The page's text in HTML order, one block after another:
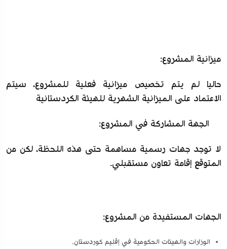
ميزانية المشروع:
حاليا لم يتم تخصيص ميزانية فعلية للمشروع، سيتم
الاعتماد على الميزانية الشهرية للهيئة الكردستانية
الجهة المشاركة في المشروع:
لا توجد جهات رسمية مساهمة حتى هذه اللحظة، لكن من
المتوقع إقامة تعاون مستقبلي.
الجهات المستفيدة من المشروع:
الوزارات والهيئات الحكومية في إقليم كوردستان.